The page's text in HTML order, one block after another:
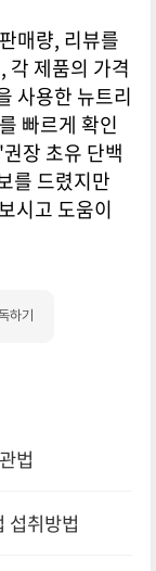
매량, 리뷰를
각 제품의 가격
사용한 뉴트리
빠르게 확인
장 초유 단백
를 드렸지만
시고 도움이
하기
법
섭취방법